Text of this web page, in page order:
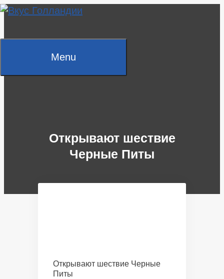
Skip
Menu
Открывают шествие
Черные Питы
Открывают шествие Черные
Питы